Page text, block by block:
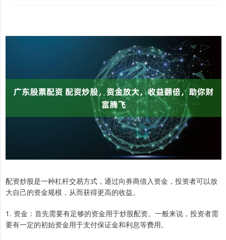
配资炒股是一种杠杆交易方式，通过向券商借入资金，投资者可以放
大自己的资金规模，从而获得更高的收益。
1. 资金：首先需要有足够的资金用于炒股配资。一般来说，投资者需
要有一定的初始资金用于支付保证金和利息等费用。